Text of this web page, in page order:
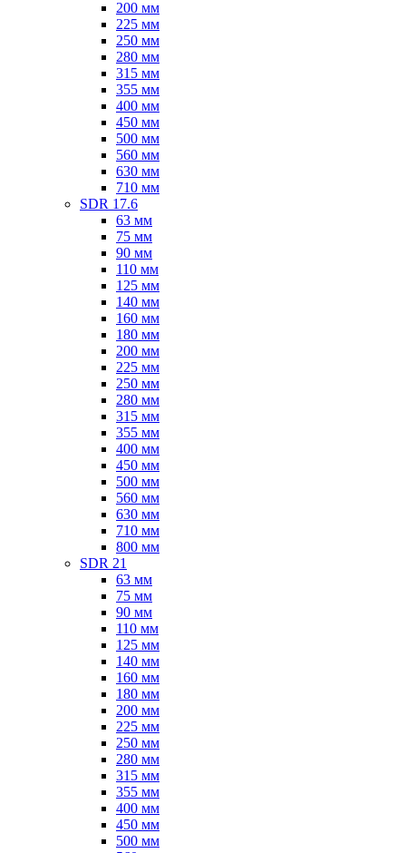
200 мм
225 мм
250 мм
280 мм
315 мм
355 мм
400 мм
450 мм
500 мм
560 мм
630 мм
710 мм
SDR 17.6
63 мм
75 мм
90 мм
110 мм
125 мм
140 мм
160 мм
180 мм
200 мм
225 мм
250 мм
280 мм
315 мм
355 мм
400 мм
450 мм
500 мм
560 мм
630 мм
710 мм
800 мм
SDR 21
63 мм
75 мм
90 мм
110 мм
125 мм
140 мм
160 мм
180 мм
200 мм
225 мм
250 мм
280 мм
315 мм
355 мм
400 мм
450 мм
500 мм